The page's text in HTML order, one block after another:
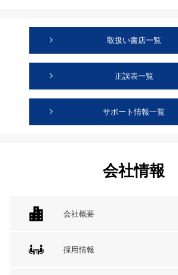
取扱い書店一覧
正誤表一覧
サポート情報一覧
会社情報
会社概要
採用情報